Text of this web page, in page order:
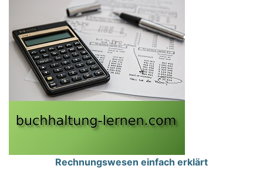
Rechnungswesen einfach erklärt